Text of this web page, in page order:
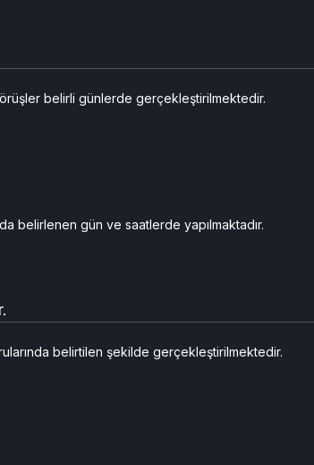
belirli günlerde gerçekleştirilmektedir.
belirlenen gün ve saatlerde yapılmaktadır.
belirtilen şekilde gerçekleştirilmektedir.